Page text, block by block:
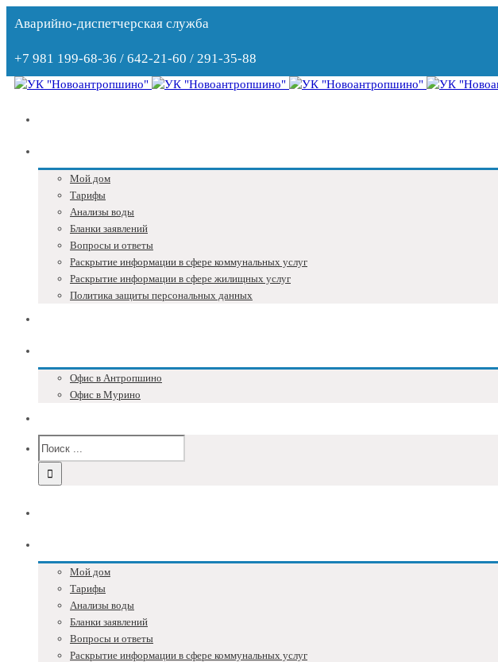
Аварийно-диспетчерская служба
+7 981 199-68-36 / 642-21-60 / 291-35-88
Мой дом
Тарифы
Анализы воды
Бланки заявлений
Вопросы и ответы
Раскрытие информации в сфере коммунальных услуг
Раскрытие информации в сфере жилищных услуг
Политика защиты персональных данных
Офис в Антропшино
Офис в Мурино
Мой дом
Тарифы
Анализы воды
Бланки заявлений
Вопросы и ответы
Раскрытие информации в сфере коммунальных услуг